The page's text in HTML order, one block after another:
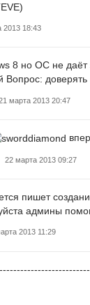
2013 18:43
8 но ОС не даёт
Вопрос: доверять
марта 2013 20:47
22 марта 2013 09:27
пишет
админы
2013 11:29